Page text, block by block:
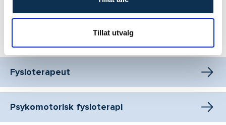
Tillat utvalg
Vårt behandlingstilbud i Oslo
Fysioterapeut
Psykomotorisk fysioterapi